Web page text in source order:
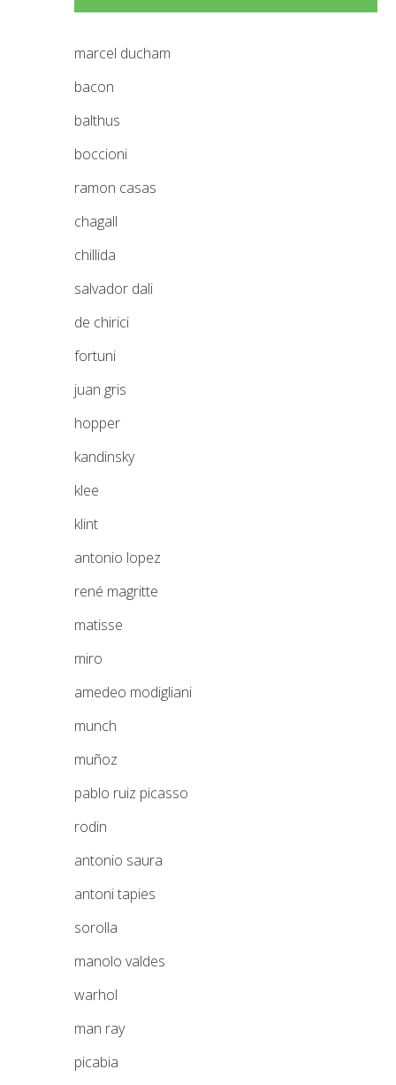
marcel ducham
bacon
balthus
boccioni
ramon casas
chagall
chillida
salvador dali
de chirici
fortuni
juan gris
hopper
kandinsky
klee
klint
antonio lopez
rené magritte
matisse
miro
amedeo modigliani
munch
muñoz
pablo ruiz picasso
rodin
antonio saura
antoni tapies
sorolla
manolo valdes
warhol
man ray
picabia